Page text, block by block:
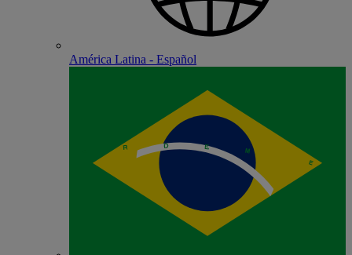
América Latina - Español